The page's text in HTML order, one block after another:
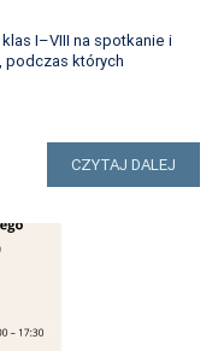
I–VIII na spotkanie i
podczas których
CZYTAJ DALEJ